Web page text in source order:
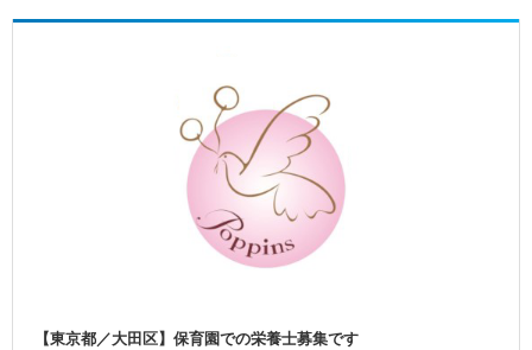
【東京都／大田区】保育園での栄養士募集です